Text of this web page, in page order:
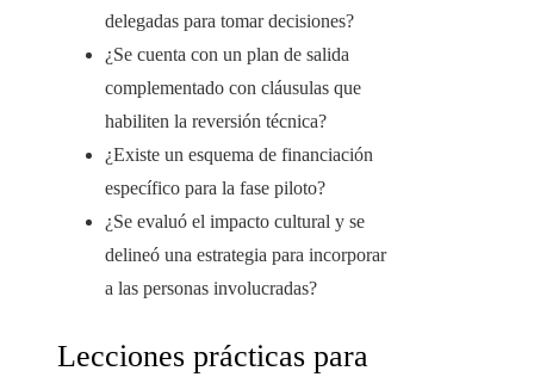
delegadas para tomar decisiones?
¿Se cuenta con un plan de salida
complementado con cláusulas que
habiliten la reversión técnica?
¿Existe un esquema de financiación
específico para la fase piloto?
¿Se evaluó el impacto cultural y se
delineó una estrategia para incorporar
a las personas involucradas?
Lecciones prácticas para